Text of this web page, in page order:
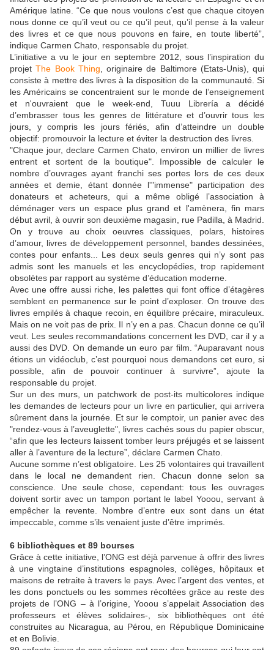
Amérique latine. “Ce que nous voulons c’est que chaque citoyen
nous donne ce qu’il veut ou ce qu’il peut, qu’il pense à la valeur
des livres et ce que nous pouvons en faire, en toute liberté”,
indique Carmen Chato, responsable du projet.
L’initiative a vu le jour en septembre 2012, sous l’inspiration du
projetThe Book Thing , originaire de Baltimore (Etats-Unis), qui
consiste à mettre des livres à la disposition de la communauté. Si
les Américains se concentraient sur le monde de l’enseignement
et n'ouvraient que le week-end, Tuuu Librería a décidé
d’embrasser tous les genres de littérature et d’ouvrir tous les
jours, y compris les jours fériés, afin d’atteindre un double
objectif: promouvoir la lecture et éviter la destruction des livres.
"Chaque jour, declare Carmen Chato, environ un millier de livres
entrent et sortent de la boutique". Impossible de calculer le
nombre d’ouvrages ayant franchi ses portes lors de ces deux
années et demie, étant donnée l'"immense" participation des
donateurs et acheteurs, qui a même obligé l’association à
déménager vers un espace plus grand et l'amènera, fin mars
début avril, à ouvrir son deuxième magasin, rue Padilla, à Madrid.
On y trouve au choix oeuvres classiques, polars, histoires
d’amour, livres de développement personnel, bandes dessinées,
contes pour enfants... Les deux seuls genres qui n’y sont pas
admis sont les manuels et les encyclopédies, trop rapidement
obsolètes par rapport au système d’éducation moderne.
Avec une offre aussi riche, les palettes qui font office d’étagères
semblent en permanence sur le point d’exploser. On trouve des
livres empilés à chaque recoin, en équilibre précaire, miraculeux.
Mais on ne voit pas de prix. Il n’y en a pas. Chacun donne ce qu’il
veut. Les seules recommandations concernent les DVD, car il y a
aussi des DVD. On demande un euro par film. “Auparavant nous
étions un vidéoclub, c’est pourquoi nous demandons cet euro, si
possible, afin de pouvoir continuer à survivre”, ajoute la
responsable du projet.
Sur un des murs, un patchwork de post-its multicolores indique
les demandes de lecteurs pour un livre en particulier, qui arrivera
sûrement dans la journée. Et sur le comptoir, un panier avec des
"rendez-vous à l’aveuglette", livres cachés sous du papier obscur,
“afin que les lecteurs laissent tomber leurs préjugés et se laissent
aller à l’aventure de la lecture”, déclare Carmen Chato.
Aucune somme n’est obligatoire. Les 25 volontaires qui travaillent
dans le local ne demandent rien. Chacun donne selon sa
conscience. Une seule chose, cependant: tous les ouvrages
doivent sortir avec un tampon portant le label Yooou, servant à
empêcher la revente. Nombre d’entre eux sont dans un état
impeccable, comme s’ils venaient juste d’être imprimés.
6 bibliothèques et 89 bourses
Grâce à cette initiative, l’ONG est déjà parvenue à offrir des livres
à une vingtaine d’institutions espagnoles, collèges, hôpitaux et
maisons de retraite à travers le pays. Avec l’argent des ventes, et
les dons ponctuels ou les sommes récoltées grâce au reste des
projets de l’ONG – à l’origine, Yooou s’appelait Association des
professeurs et élèves solidaires-, six bibliothèques ont été
construites au Nicaragua, au Pérou, en République Dominicaine
et en Bolivie.